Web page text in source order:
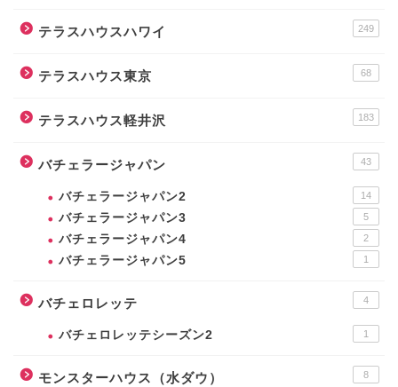
テラスハウスハワイ 249
テラスハウス東京 68
テラスハウス軽井沢 183
バチェラージャパン 43
バチェラージャパン2 14
バチェラージャパン3 5
バチェラージャパン4 2
バチェラージャパン5 1
バチェロレッテ 4
バチェロレッテシーズン2 1
モンスターハウス（水ダウ） 8